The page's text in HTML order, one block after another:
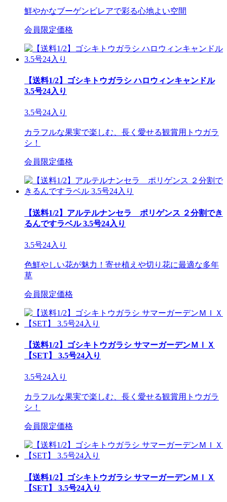
鮮やかなブーゲンビレアで彩る心地よい空間
会員限定価格
【送料1/2】ゴシキトウガラシ ハロウィンキャンドル
3.5号24入り
3.5号24入り
カラフルな果実で楽しむ、長く愛せる観賞用トウガラ
シ！
会員限定価格
【送料1/2】アルテルナンセラ ポリゲンス ２分割でき
るんですラベル 3.5号24入り
3.5号24入り
色鮮やしい花が魅力！寄せ植えや切り花に最適な多年
草
会員限定価格
【送料1/2】ゴシキトウガラシ サマーガーデンＭＩＸ
【SET】 3.5号24入り
3.5号24入り
カラフルな果実で楽しむ、長く愛せる観賞用トウガラ
シ！
会員限定価格
【送料1/2】ゴシキトウガラシ サマーガーデンＭＩＸ
【SET】 3.5号24入り